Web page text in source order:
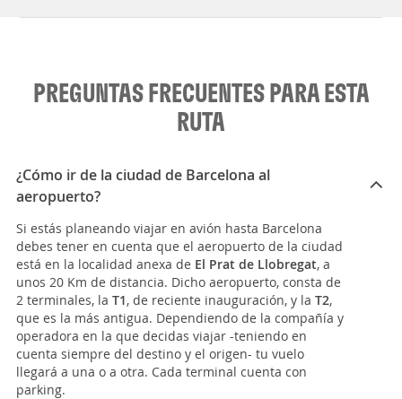
PREGUNTAS FRECUENTES PARA ESTA
RUTA
¿Cómo ir de la ciudad de Barcelona al
aeropuerto?
Si estás planeando viajar en avión hasta Barcelona
debes tener en cuenta que el aeropuerto de la ciudad
está en la localidad anexa de El Prat de Llobregat, a
unos 20 Km de distancia. Dicho aeropuerto, consta de
2 terminales, la T1, de reciente inauguración, y la T2,
que es la más antigua. Dependiendo de la compañía y
operadora en la que decidas viajar -teniendo en
cuenta siempre del destino y el origen- tu vuelo
llegará a una o a otra. Cada terminal cuenta con
parking.